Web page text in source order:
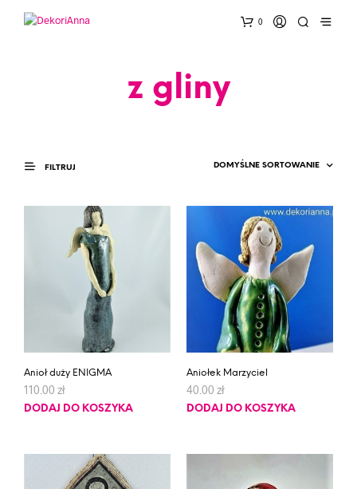
0
z gliny
FILTRUJ
Anioł duży ENIGMA
110.00 zł
DODAJ DO KOSZYKA
Aniołek Marzyciel
40.00 zł
DODAJ DO KOSZYKA